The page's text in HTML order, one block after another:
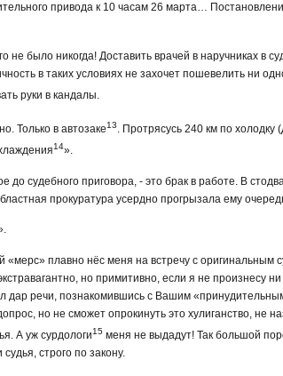
привода к 10 часам 26 марта…
было никогда! Доставить врачей в наручниках в
в таких условиях не захочет пошевелить ни
руки в кандалы.
Только в автозаке13. Протрясусь 240 км по холодку
14».
судебного приговора, - это брак в работе. В
прокуратура усердно прогрызала ему
плавно нёс меня на встречу с оригинальным
но примитивно, если я не произнесу
дар речи, познакомившись с Вашим
но не сможет опрокинуть это хулиганство, не
А уж сурдологи15 меня не выдадут! Так большой
строго по закону.